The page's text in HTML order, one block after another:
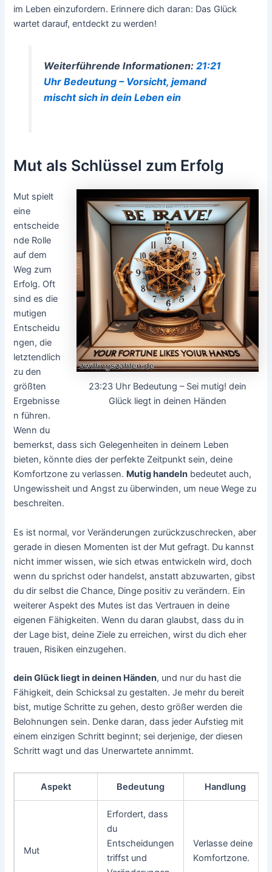
im Leben einzufordern. Erinnere dich daran: Das Glück
wartet darauf, entdeckt zu werden!
Weiterführende Informationen: 21:21
Uhr Bedeutung – Vorsicht, jemand
mischt sich in dein Leben ein
Mut als Schlüssel zum Erfolg
23:23 Uhr Bedeutung – Sei mutig! dein
Glück liegt in deinen Händen
Mut spielt
eine
entscheide
nde Rolle
auf dem
Weg zum
Erfolg. Oft
sind es die
mutigen
Entscheidu
ngen, die
letztendlich
zu den
größten
Ergebnisse
n führen.
Wenn du
bemerkst, dass sich Gelegenheiten in deinem Leben
bieten, könnte dies der perfekte Zeitpunkt sein, deine
Komfortzone zu verlassen. Mutig handeln bedeutet auch,
Ungewissheit und Angst zu überwinden, um neue Wege zu
beschreiten.
Es ist normal, vor Veränderungen zurückzuschrecken, aber
gerade in diesen Momenten ist der Mut gefragt. Du kannst
nicht immer wissen, wie sich etwas entwickeln wird, doch
wenn du sprichst oder handelst, anstatt abzuwarten, gibst
du dir selbst die Chance, Dinge positiv zu verändern. Ein
weiterer Aspekt des Mutes ist das Vertrauen in deine
eigenen Fähigkeiten. Wenn du daran glaubst, dass du in
der Lage bist, deine Ziele zu erreichen, wirst du dich eher
trauen, Risiken einzugehen.
dein Glück liegt in deinen Händen, und nur du hast die
Fähigkeit, dein Schicksal zu gestalten. Je mehr du bereit
bist, mutige Schritte zu gehen, desto größer werden die
Belohnungen sein. Denke daran, dass jeder Aufstieg mit
einem einzigen Schritt beginnt; sei derjenige, der diesen
Schritt wagt und das Unerwartete annimmt.
Aspekt Bedeutung Handlung
Mut
Erfordert, dass
du
Entscheidungen
triffst und
Verlasse deine
Komfortzone.